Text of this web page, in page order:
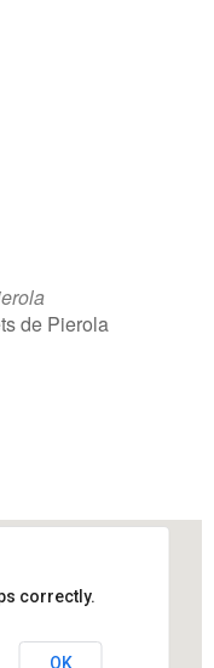
de Pierola
correctly.
OK